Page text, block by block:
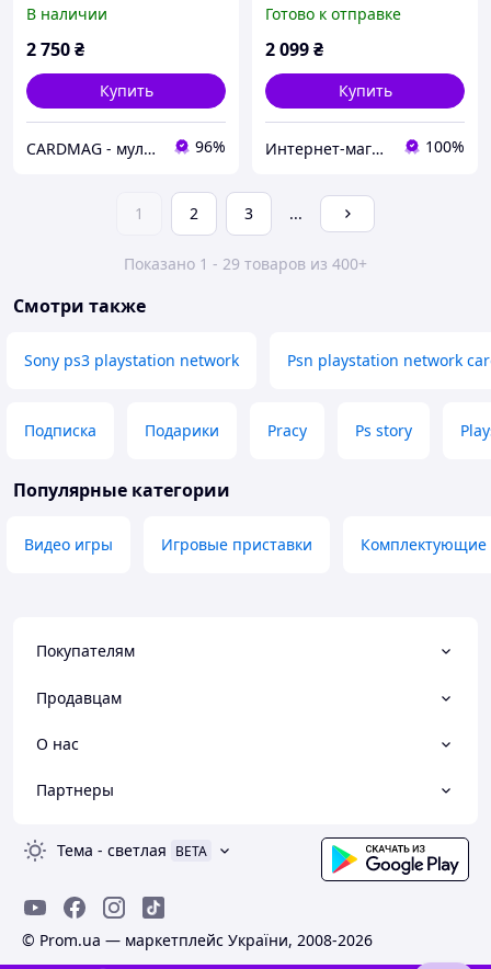
на сумму 50 usd, US-
регион
В наличии
2 750₴
Купить
CARDMAG - мультивалютный платежный сервис 96%
PlayStation Store/PSN)
Готово к отправке
2 099₴
Купить
Интернет-магазин "Digital Product" 100%
1 2 3 ...
Показано 1 - 29 товаров из 400+
Смотри также
Sony ps3 playstation network Psn playstation network
Подписка Подарики Pracy Ps story
Популярные категории
Видео игры Игровые приставки Комплектующие
Покупателям
Продавцам
О нас
Партнеры
Тема - светлая BETA
© Prom.ua — маркетплейс України, 2008-2026